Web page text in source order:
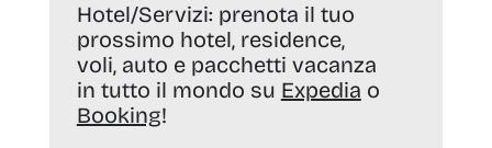
Hotel/Servizi: prenota il tuo
prossimo hotel, residence,
voli, auto e pacchetti vacanza
in tutto il mondo su Expedia o
Booking!